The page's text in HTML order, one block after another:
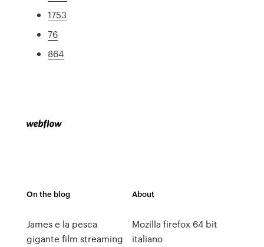
1753
76
864
On the blog
James e la pesca
gigante film streaming
About
Mozilla firefox 64 bit
italiano